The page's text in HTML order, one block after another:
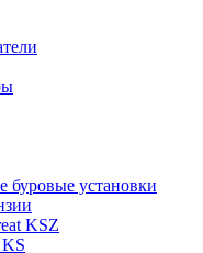
буровые установки
KSZ